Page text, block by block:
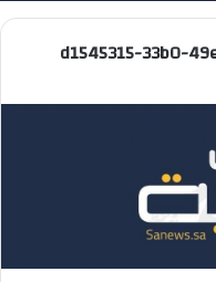
d1545315-33b0-